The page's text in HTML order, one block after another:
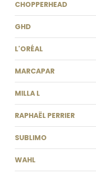
CHOPPERHEAD
GHD
L'ORÉAL
MARCAPAR
MILLA L
RAPHAËL PERRIER
SUBLIMO
WAHL